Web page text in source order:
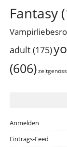
Fantasy
adult (175)
(606)
Anmelden
Eintrags-Feed